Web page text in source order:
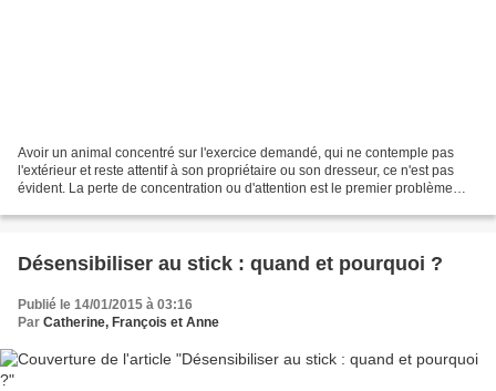
Avoir un animal concentré sur l'exercice demandé, qui ne contemple pas
l'extérieur et reste attentif à son propriétaire ou son dresseur, ce n'est pas
évident. La perte de concentration ou d'attention est le premier problème
Désensibiliser au stick : quand et pourquoi ?
Publié le 14/01/2015 à 03:16
Par Catherine, François et Anne